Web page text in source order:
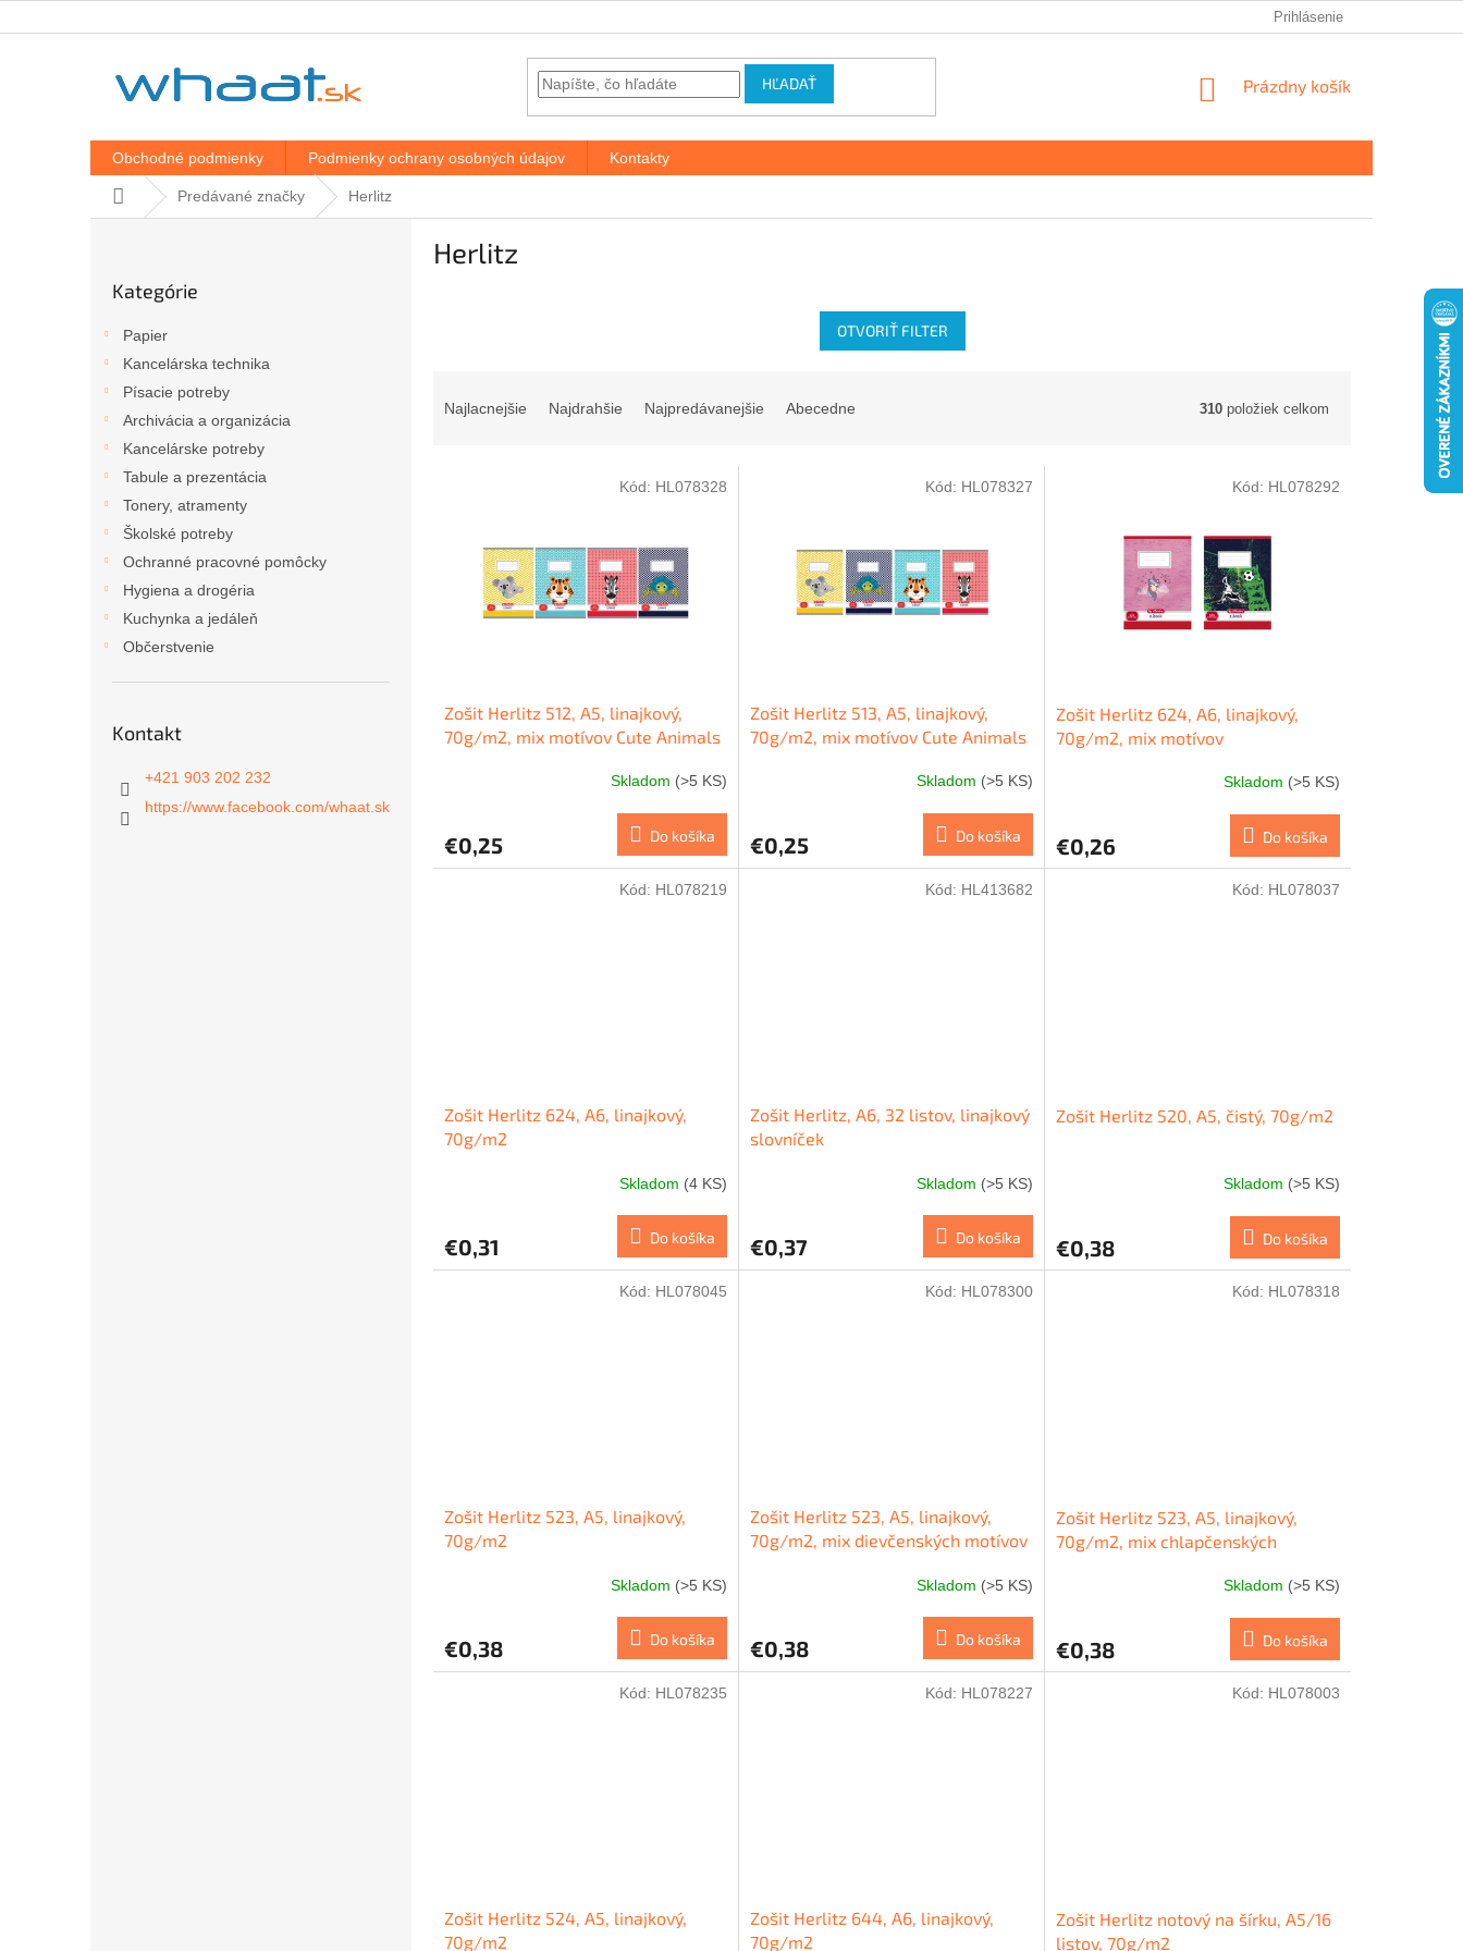
na
Prihlásenie
HĽADAŤ
NÁKUPNÝ
Prázdny košík
Obchodné podmienky Podmienky ochrany osobných údajov Kontakty
DomovPredávané značky Herlitz
kategórie
Kategórie
Papier
Kancelárska technika
Písacie potreby
Archivácia a organizácia
Kancelárske potreby
Tabule a prezentácia
Tonery, atramenty
Školské potreby
Ochranné pracovné pomôcky
Hygiena a drogéria
Kuchynka a jedáleň
Občerstvenie
Kontakt
+421 903 202 232
https://www.facebook.com/whaat.sk
Herlitz
OTVORIŤ FILTER
Najlacnejšie Najdrahšie Najpredávanejšie Abecedne 310 položiek celkom
Zošit Herlitz 512, A5, linajkový,
70g/m2, mix motívov Cute Animals
Skladom (>5 KS)
€0,25 Do košíka
Kód: HL078328
Zošit Herlitz 513, A5, linajkový,
70g/m2, mix motívov Cute Animals
Skladom (>5 KS)
€0,25 Do košíka
Kód: HL078327
Zošit Herlitz 624, A6, linajkový,
70g/m2, mix motívov
Skladom (>5 KS)
€0,26 Do košíka
Kód: HL078292
Zošit Herlitz 624, A6, linajkový,
70g/m2
Skladom (4 KS)
€0,31 Do košíka
Kód: HL078219
Zošit Herlitz, A6, 32 listov, linajkový
slovníček
Skladom (>5 KS)
€0,37 Do košíka
Kód: HL413682
Zošit Herlitz 520, A5, čistý, 70g/m2
Skladom (>5 KS)
€0,38 Do košíka
Kód: HL078037
Zošit Herlitz 523, A5, linajkový,
70g/m2
Skladom (>5 KS)
€0,38 Do košíka
Kód: HL078045
Zošit Herlitz 523, A5, linajkový,
70g/m2, mix dievčenských motívov
Skladom (>5 KS)
€0,38 Do košíka
Kód: HL078300
Zošit Herlitz 523, A5, linajkový,
70g/m2, mix chlapčenských
Skladom (>5 KS)
€0,38 Do košíka
Kód: HL078318
Zošit Herlitz 524, A5, linajkový,
70g/m2
Kód: HL078235
Zošit Herlitz 644, A6, linajkový,
70g/m2
Kód: HL078227
Zošit Herlitz notový na šírku, A5/16
listov, 70g/m2
Kód: HL078003